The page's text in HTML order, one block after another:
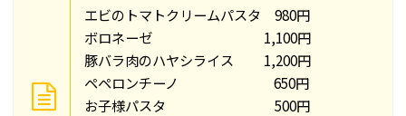
エビのトマトクリームパスタ 980円
ボロネーゼ 1,100円
豚バラ肉のハヤシライス 1,200円
ペペロンチーノ 650円
お子様パスタ 500円